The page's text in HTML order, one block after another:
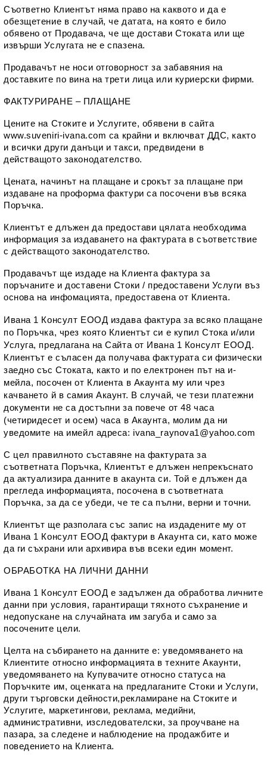
Съответно Клиентът няма право на каквото и да е
обезщетение в случай, че датата, на която е било
обявено от Продавача, че ще достави Стоката или ще
извърши Услугата не е спазена.
Продавачът не носи отговорност за забавяния на
доставките по вина на трети лица или куриерски фирми.
ФАКТУРИРАНЕ – ПЛАЩАНЕ
Цените на Стоките и Услугите, обявени в сайта
www.suveniri-ivana.com са крайни и включват ДДС, както
и всички други данъци и такси, предвидени в
действащото законодателство.
Цената, начинът на плащане и срокът за плащане при
издаване на проформа фактури са посочени във всяка
Поръчка.
Клиентът е длъжен да предостави цялата необходима
информация за издаването на фактурата в съответствие
с действащото законодателство.
Продавачът ще издаде на Клиента фактура за
поръчаните и достaвени Стоки / предоставени Услуги въз
основа на инфомацията, предоставена от Клиента.
Ивана 1 Консулт ЕООД издава фактура за всяко плащане
по Поръчка, чрез която Клиентът си е купил Стока и/или
Услуга, предлагана на Сайта от Ивана 1 Консулт ЕООД.
Клиентът е съласен да получава фактурата си физически
заедно със Стоката, както и по електронен път на и-
мейла, посочен от Клиента в Акаунта му или чрез
качването й в самия Акаунт. В случай, че тези платежни
документи не са достъпни за повече от 48 часа
(четиридесет и осем) часа в Акаунта, молим да ни
уведомите на имейл адреса: ivana_raynova1@yahoo.com
С цел правилното съставяне на фактурата за
съответната Поръчка, Клиентът е длъжен непрекъснато
да актуализира данните в акаунта си. Той е длъжен да
прегледа информацията, посочена в съответната
Поръчка, за да се убеди, че те са пълни, верни и точни.
Клиентът ще разполага със запис на издадените му от
Ивана 1 Консулт ЕООД фактури в Акаунта си, като може
да ги съхрани или архивира във всеки един момент.
ОБРАБОТКА НА ЛИЧНИ ДАННИ
Ивана 1 Консулт ЕООД е задължен да обработва личните
данни при условия, гарантиращи тяхното съхранение и
недопускане на случайната им загуба и само за
посочените цели.
Целта на събирането на данните е: уведомяването на
Клиентите относно информацията в техните Акаунти,
уведомяването на Купувачите относно статуса на
Поръчките им, оценката на предлаганите Стоки и Услуги,
други търговски дейности,рекламиране на Стоките и
Услугите, маркетингови, реклама, медийни,
административни, изследователски, за проучване на
пазара, за следене и наблюдение на продажбите и
поведението на Клиента.